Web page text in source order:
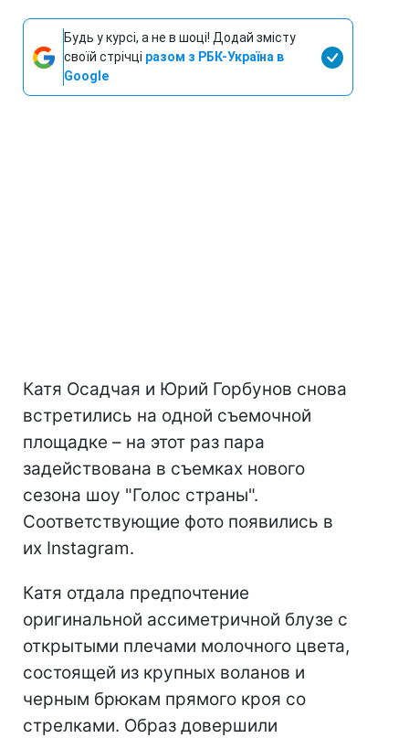
Будь у курсі, а не в шоці! Додай змісту
своїй стрічці разом з РБК-Україна в
Google
Катя Осадчая и Юрий Горбунов снова
встретились на одной съемочной
площадке – на этот раз пара
задействована в съемках нового
сезона шоу "Голос страны".
Соответствующие фото появились в
их Instagram.
Катя отдала предпочтение
оригинальной ассиметричной блузе с
открытыми плечами молочного цвета,
состоящей из крупных воланов и
черным брюкам прямого кроя со
стрелками. Образ довершили